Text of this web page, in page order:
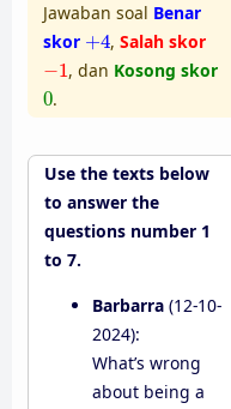
Jawaban soal Benar
skor +4
+ 4, Salah skor
−1
1 , dan Kosong skor
0
0.
Use the texts below
to answer the
questions number 1
to 7.
Barbarra (12-10-
2024):
What’s wrong
about being a